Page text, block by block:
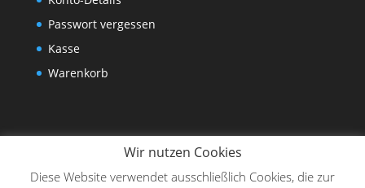
Passwort vergessen
Kasse
Warenkorb
Wir nutzen Cookies
Diese Website verwendet ausschließlich Cookies, die zur